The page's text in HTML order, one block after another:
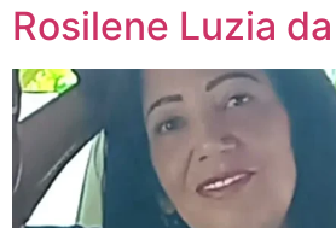
Rosilene Luzia